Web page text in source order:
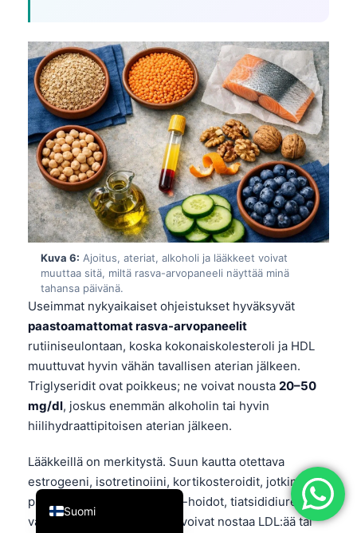
Kuva 6: Ajoitus, ateriat, alkoholi ja lääkkeet voivat
muuttaa sitä, miltä rasva-arvopaneeli näyttää minä
tahansa päivänä.
Useimmat nykyaikaiset ohjeistukset hyväksyvät
paastoamattomat rasva-arvopaneelit
rutiiniseulontaan, koska kokonaiskolesteroli ja HDL
muuttuvat hyvin vähän tavallisen aterian jälkeen.
Triglyseridit ovat poikkeus; ne voivat nousta 20–50
mg/dl, joskus enemmän alkoholin tai hyvin
hiilihydraattipitoisen aterian jälkeen.
Lääkkeillä on merkitystä. Suun kautta otettava
estrogeeni, isotretinoiini, kortikosteroidit, jotkin
psykoosilääkkeet, tietyt HIV-hoidot, tiatsididiureetit ja
vanhemmat beetasalpaajat voivat nostaa LDL:ää tai
Suomi
English
Deutsch
العربية
Français
עִבְרִית
Italiano
Español
Português
Ελληνικά
Română
简体中文
فارسی
Български
Dansk
Nederlands
हिन्दी